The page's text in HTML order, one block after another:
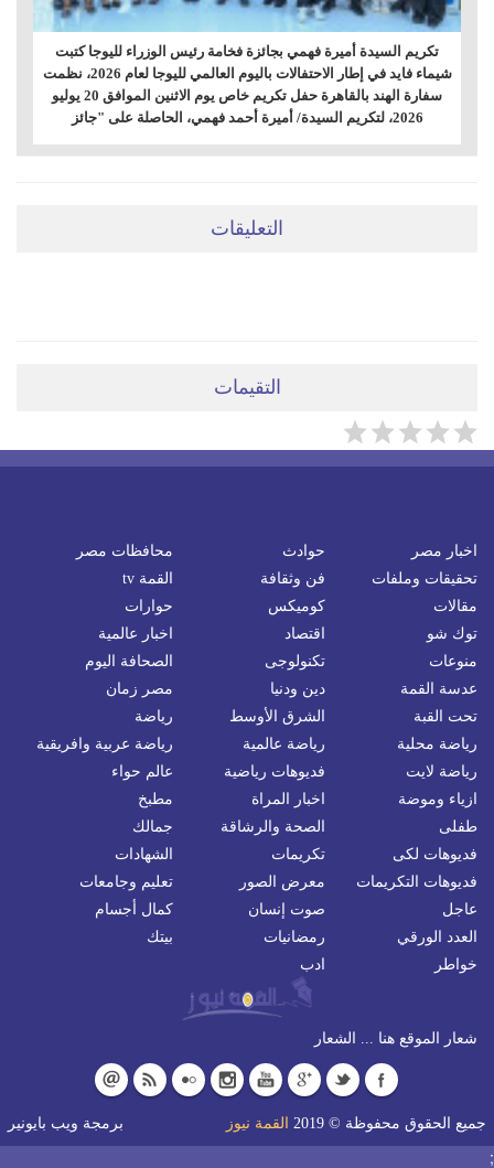
تكريم السيدة أميرة فهمي بجائزة فخامة رئيس الوزراء لليوجا كتبت
شيماء فايد في إطار الاحتفالات باليوم العالمي لليوجا لعام 2026، نظمت
سفارة الهند بالقاهرة حفل تكريم خاص يوم الاثنين الموافق 20 يوليو
2026، لتكريم السيدة/ أميرة أحمد فهمي، الحاصلة على "جائز
التعليقات
التقيمات
اخبار مصر حوادث
محافظات مصر
تحقيقات وملفات
فن وثقافة
القمة tv
مقالات
كوميكس
حوارات
توك شو
اقتصاد
اخبار عالمية
منوعات
تكنولوجى
الصحافة اليوم
عدسة القمة
دين ودنيا
مصر زمان
تحت القبة
الشرق الأوسط
رياضة
رياضة محلية
رياضة عالمية
رياضة عربية وافريقية
رياضة لايت
فديوهات رياضية
عالم حواء
ازياء وموضة
اخبار المراة
مطبخ
طفلى
الصحة والرشاقة
جمالك
فديوهات لكى
تكريمات
الشهادات
فديوهات التكريمات
معرض الصور
تعليم وجامعات
عاجل
صوت إنسان
كمال أجسام
العدد الورقي
رمضانيات
بيتك
خواطر
ادب
شعار الموقع هنا ... الشعار
جميع الحقوق محفوظة © 2019 القمة نيوز برمجة ويب بايونير
;